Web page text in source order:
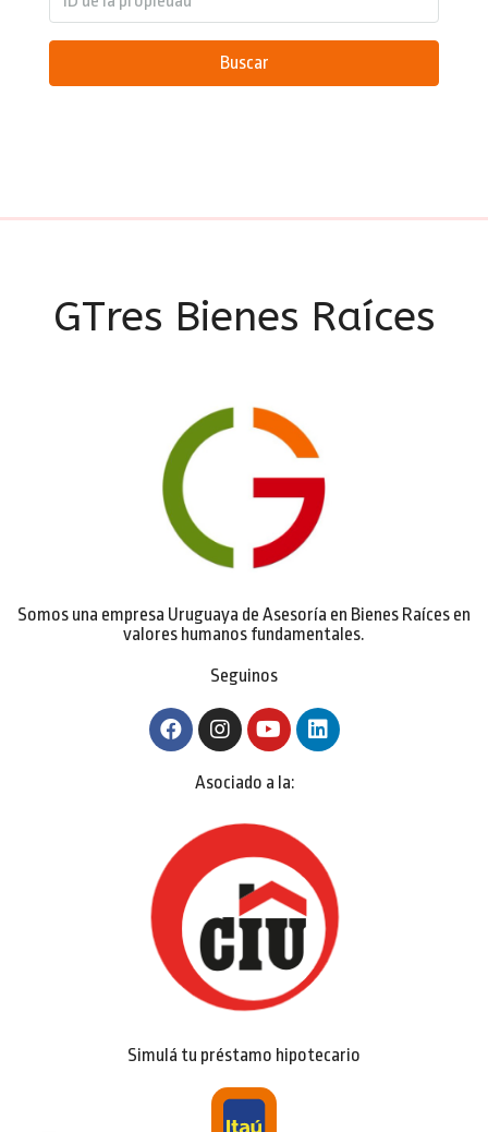
Buscar
GTres Bienes Raíces
Somos una empresa Uruguaya de Asesoría en Bienes Raíces en
valores humanos fundamentales.
Seguinos
Asociado a la:
Simulá tu préstamo hipotecario